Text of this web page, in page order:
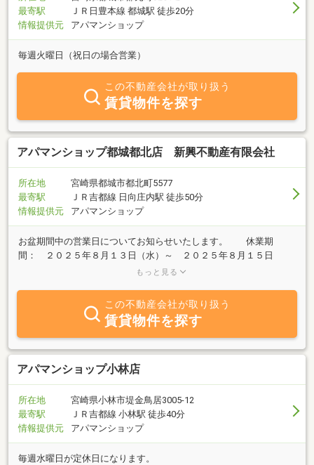
最寄駅
ＪＲ日豊本線 都城駅 徒歩20分
情報提供元
アパマンショップ
毎週火曜日（祝日の場合営業）
この不動産会社が取り扱う
賃貸物件を探す
アパマンショップ都城都北店 新興不動産有限会社
所在地
宮崎県都城市都北町5577
最寄駅
ＪＲ吉都線 日向庄内駅 徒歩50分
情報提供元
アパマンショップ
お盆期間中の営業日についてお知らせいたします。 休業期
間： ２０２５年８月１３日（水）～ ２０２５年８月１５日
（金） ※８月１２日（火）と１６（土）は通常営業いたしま
もっと見る
この不動産会社が取り扱う
賃貸物件を探す
アパマンショップ小林店
所在地
宮崎県小林市堤金鳥居3005-12
最寄駅
ＪＲ吉都線 小林駅 徒歩40分
情報提供元
アパマンショップ
毎週水曜日が定休日になります。